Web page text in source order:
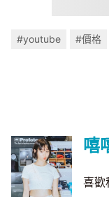
#youtube #價格
嘻
喜歡